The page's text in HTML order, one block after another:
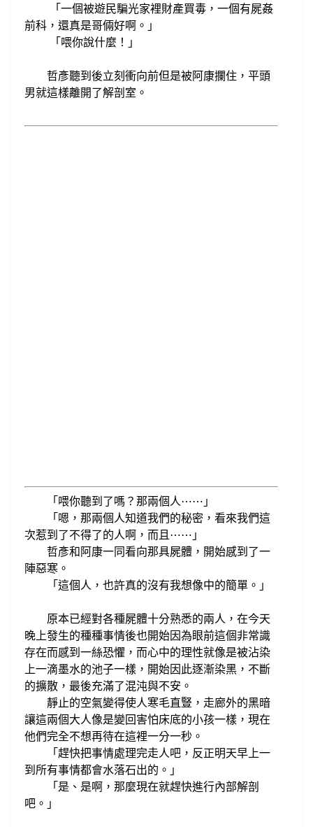
「一個被遊民騙光家裡財產買毒 ， 一個有屍姦
前科，還真是哥倆好啊。 」
「喂你說什麼！」
哲彥聽到後立刻衝向前但是被阿康攔住，平頭
男就這樣離開了解剖室。
「 喂你聽到了嗎？那兩個人⋯⋯ 」
「嗯，那兩個人知道我們的秘密，看來我們這
次惹到了不得了的人啊，而且⋯⋯ 」
哲彥和阿康一同看向那具屍體， 開始感到了一
陣惡寒。
「這個人， 也許真的沒有我想像中的簡單。 」
原本已經對各種屍體十分熟悉的兩人，在今天
晚上發生的種種事情後也開始因為眼前這個非常識
存在而感到一絲恐懼， 而心中的理性就像是被沾染
上一滴墨水的池子一樣，開始因此逐漸染黑 ，不斷
的擴散，最後充滿了混沌與不安。
靜止的空氣變得使人寒毛直豎， 走廊外的黑暗
讓這兩個大人像是變回害怕床底的小孩一樣， 現在
他們完全不想再待在這裡一分一秒。
「 趕快把事情處理完走人吧，反正明天早上一
到所有事情都會水落石出的。 」
「是、是啊，那麼現在就趕快進行內部解剖
吧。 」